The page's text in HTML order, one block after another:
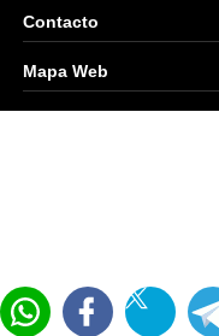
Contacto
Mapa Web